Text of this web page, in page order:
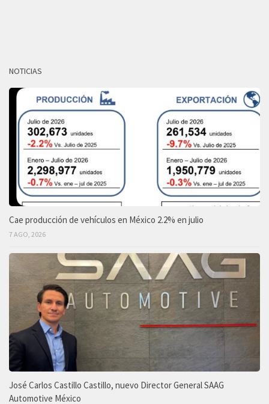
NOTICIAS
Cae producción de vehículos en México 2.2% en julio
7 AGO, 2026
José Carlos Castillo Castillo, nuevo Director General SAAG
Automotive México